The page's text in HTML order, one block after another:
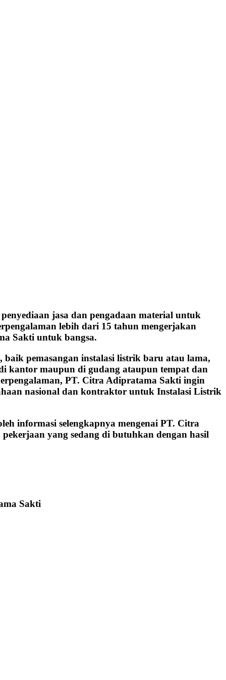
jasa dan pengadaan material untuk
lebih dari 15 tahun mengerjakan
Sakti untuk bangsa.
pemasangan instalasi listrik baru atau lama,
kantor maupun di gudang ataupun tempat dan
PT. Citra Adipratama Sakti ingin
nasional dan kontraktor untuk Instalasi Listrik
informasi selengkapnya mengenai PT. Citra
yang sedang di butuhkan dengan hasil
Sakti